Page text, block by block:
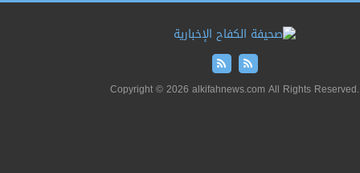
Copyright © 2026 alkifahnews.com All Rights Reserved.